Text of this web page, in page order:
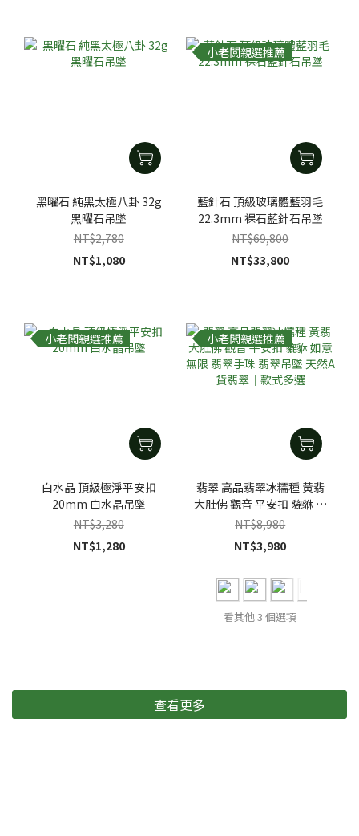
黑曜石 純黑太極八卦 32g
黑曜石吊墜
NT$2,780
NT$1,080
小老闆親選推薦
藍針石 頂級玻璃體藍羽毛
22.3mm 裸石藍針石吊墜
NT$69,800
NT$33,800
小老闆親選推薦
白水晶 頂級極淨平安扣
20mm 白水晶吊墜
NT$3,280
NT$1,280
小老闆親選推薦
翡翠 高品翡翠冰糯種 黃翡
大肚佛 觀音 平安扣 貔貅 如
意 無限 翡翠手珠 翡翠吊墜
天然A貨翡翠｜款式多選
NT$8,980
NT$3,980
看其他 3 個選項
查看更多